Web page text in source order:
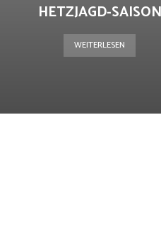
HETZJAGD-SAISON
WEITERLESEN